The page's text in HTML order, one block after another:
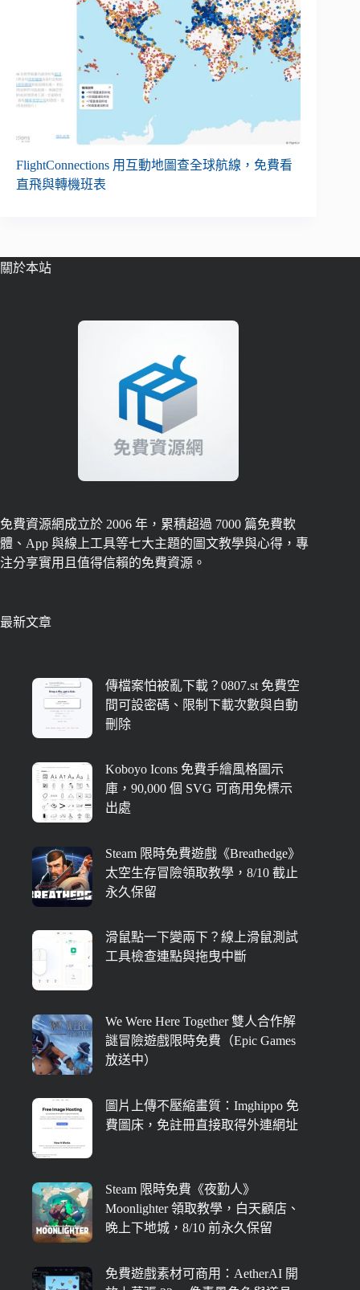
FlightConnections 用互動地圖查全球航線，免費看
直飛與轉機班表
關於本站
免費資源網成立於 2006 年，累積超過 7000 篇免費軟
體、App 與線上工具等七大主題的圖文教學與心得，專
注分享實用且值得信賴的免費資源。
最新文章
傳檔案怕被亂下載？0807.st 免費空
間可設密碼、限制下載次數與自動
刪除
Koboyo Icons 免費手繪風格圖示
庫，90,000 個 SVG 可商用免標示
出處
Steam 限時免費遊戲《Breathedge》
太空生存冒險領取教學，8/10 截止
永久保留
滑鼠點一下變兩下？線上滑鼠測試
工具檢查連點與拖曳中斷
We Were Here Together 雙人合作解
謎冒險遊戲限時免費（Epic Games
放送中）
圖片上傳不壓縮畫質：Imghippo 免
費圖床，免註冊直接取得外連網址
Steam 限時免費《夜勤人》
Moonlighter 領取教學，白天顧店、
晚上下地城，8/10 前永久保留
免費遊戲素材可商用：AetherAI 開